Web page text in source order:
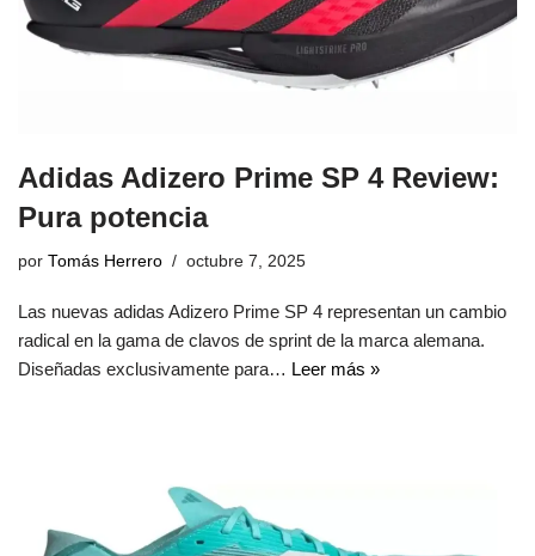
Adidas Adizero Prime SP 4 Review:
Pura potencia
por Tomás Herrero octubre 7, 2025
Las nuevas adidas Adizero Prime SP 4 representan un cambio
radical en la gama de clavos de sprint de la marca alemana.
Diseñadas exclusivamente para… Leer más »